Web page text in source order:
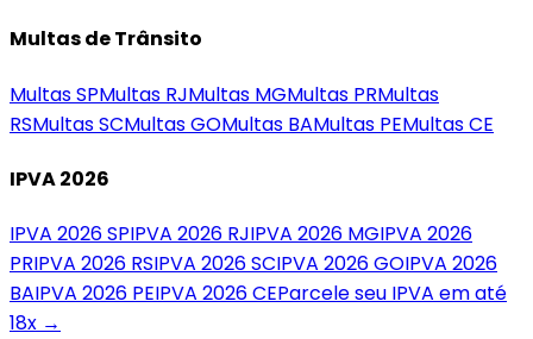
Multas de Trânsito
MultasSPMultas RJMultas MGMultas PRMultas
RSMultasSCMultasGOMultas BAMultas PEMultasCE
IPVA 2026
IPVA 2026SPIPVA 2026 RJIPVA 2026 MGIPVA 2026
PRIPVA 2026 RSIPVA 2026SCIPVA 2026GOIPVA 2026
BAIPVA 2026 PEIPVA 2026CEParcele seu IPVA em até
18x →